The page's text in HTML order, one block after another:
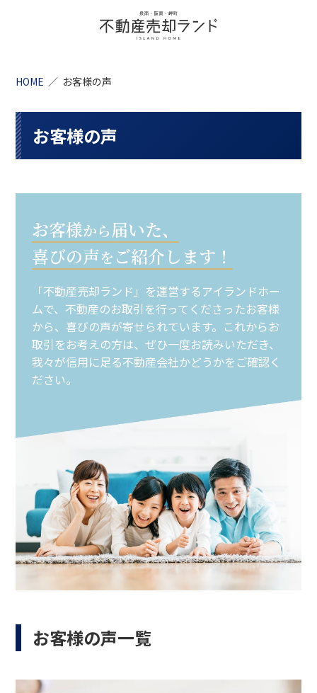
HOME お客様の声
お客様の声
お客様から届いた、
喜びの声を ご紹介します！
「不動産売却ランド」を運営するアイランドホー
ムで、不動産のお取引を行ってくださったお客様
から、喜びの声が寄せられています。これからお
取引をお考えの方は、ぜひ一度お読みいただき、
我々が信用に足る不動産会社かどうかをご確認く
ださい。
お客様の声一覧